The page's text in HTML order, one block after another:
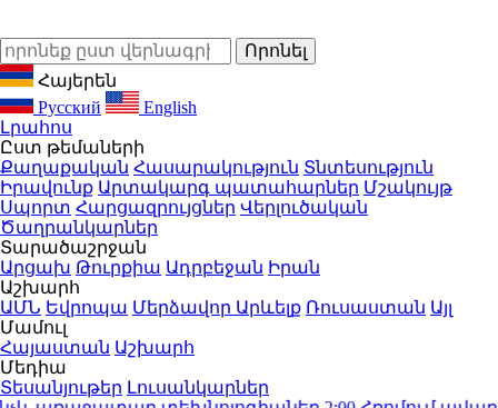
Հայերեն
Русский
English
Լրահոս
Ըստ թեմաների
Քաղաքական Հասարակություն Տնտեսություն
Իրավունք Արտակարգ պատահարներ Մշակույթ
Սպորտ Հարցազրույցներ Վերլուծական
Ծաղրանկարներ
Տարածաշրջան
Արցախ Թուրքիա Ադրբեջան Իրան
Աշխարհ
ԱՄՆ Եվրոպա Մերձավոր Արևելք Ռուսաստան Այլ
Մամուլ
Հայաստան Աշխարհ
Մեդիա
Տեսանյութեր Լուսանկարներ